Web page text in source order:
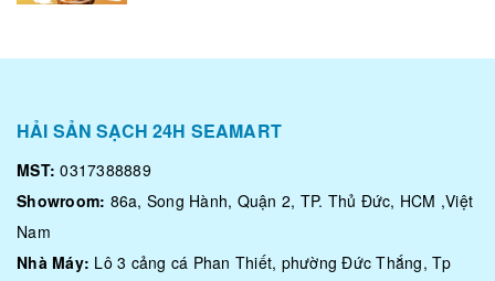
HẢI SẢN SẠCH 24H SEAMART
MST: 0317388889
Showroom: 86a, Song Hành, Quận 2, TP. Thủ Đức, HCM ,Việt
Nam
Nhà Máy: Lô 3 cảng cá Phan Thiết, phường Đức Thắng, Tp